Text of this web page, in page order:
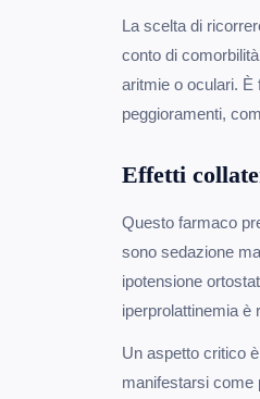
La scelta di
conto di
aritmie o oculari. È
peggioramenti,
Effetti
Questo farmaco
sono sedazione
ipotensione
iperprolattinemia è
Un aspetto critico
manifestarsi come